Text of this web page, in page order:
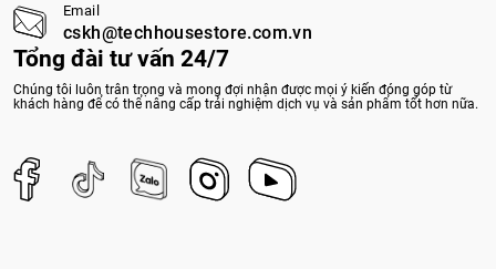
Tổng đài tư vấn 24/7
Chúng tôi luôn trân trọng và mong đợi nhận được mọi ý kiến đóng góp từ
khách hàng để có thể nâng cấp trải nghiệm dịch vụ và sản phẩm tốt hơn nữa.
Email
cskh@techhousestore.com.vn